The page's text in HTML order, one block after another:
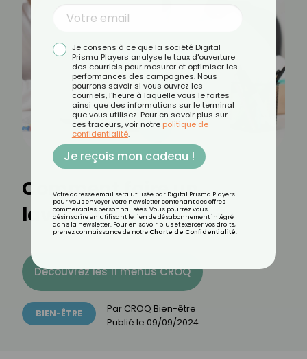
Comment faire un
lavement intestinal ?
Découvrez les 11 menus CROQ
BIEN-ÊTRE Par CROQ Bien-être
Publié le 09/09/2024
Je consens à ce que la société Digital
Prisma Players analyse le taux d'ouverture
des courriels pour mesurer et optimiser les
performances des campagnes. Nous
pourrons savoir si vous ouvrez les
courriels, l'heure à laquelle vous le faites
ainsi que des informations sur le terminal
que vous utilisez. Pour en savoir plus sur
ces traceurs, voir notre politique de
confidentialité.
Je reçois mon cadeau !
Votre adresse email sera utilisée par Digital Prisma Players
pour vous envoyer votre newsletter contenant des offres
commerciales personnalisées. Vous pourrez vous
désinscrire en utilisant le lien de désabonnement intégré
dans la newsletter. Pour en savoir plus et exercer vos droits,
prenez connaissance de notre Charte de Confidentialité.